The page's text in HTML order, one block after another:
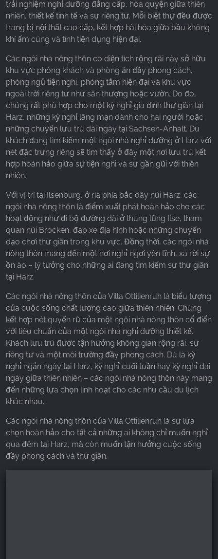
trải nghiệm nghỉ dưỡng đẳng cấp, hòa quyện giữa thiên
nhiên, thiết kế tinh tế và sự riêng tư. Mỗi biệt thự đều được
trang bị nội thất cao cấp, kết hợp hài hòa giữa bầu không
khí ấm cúng và tính tiện dụng hiện đại.
Các ngôi nhà nông thôn có diện tích rộng rãi này sở hữu
khu vực phòng khách và phòng ăn đầy phong cách,
phòng ngủ tiện nghi, phòng tắm hiện đại và khu vực
ngoài trời riêng tư như sân thượng hoặc vườn. Do đó,
chúng rất phù hợp cho một kỳ nghỉ gia đình thư giãn tại
Harz, những kỳ nghỉ lãng mạn dành cho hai người hoặc
những chuyến lưu trú dài ngày tại Sachsen-Anhalt. Du
khách đang tìm kiếm một ngôi nhà nghỉ dưỡng ở Harz với
nét đặc trưng riêng sẽ tìm thấy ở đây một nơi lưu trú kết
hợp hoàn hảo giữa sự tiện nghi và sự gần gũi với thiên
nhiên.
Với vị trí tại Ilsenburg, ở rìa phía bắc dãy núi Harz, các
ngôi nhà nông thôn là điểm xuất phát hoàn hảo cho các
hoạt động như đi bộ đường dài ở thung lũng Ilse, tham
quan núi Brocken, đạp xe địa hình hoặc những chuyến
dạo chơi thư giãn trong khu vực. Đồng thời, các ngôi nhà
nông thôn mang đến một nơi nghỉ ngơi yên tĩnh, xa rời sự
ồn ào – lý tưởng cho những ai đang tìm kiếm sự thư giãn
tại Harz.
Các ngôi nhà nông thôn của Villa Ottilienruh là biểu tượng
của cuộc sống chất lượng cao giữa thiên nhiên. Chúng
kết hợp nét quyến rũ của một ngôi nhà nông thôn cổ điển
với tiêu chuẩn của một ngôi nhà nghỉ dưỡng thiết kế.
Khách lưu trú được tận hưởng không gian rộng rãi, sự
riêng tư và một môi trường đầy phong cách. Dù là kỳ
nghỉ ngắn ngày tại Harz, kỳ nghỉ cuối tuần hay kỳ nghỉ dài
ngày giữa thiên nhiên – các ngôi nhà nông thôn này mang
đến những lựa chọn linh hoạt cho các nhu cầu du lịch
khác nhau.
Các ngôi nhà nông thôn của Villa Ottilienruh là sự lựa
chọn hoàn hảo cho tất cả những ai không chỉ muốn nghỉ
qua đêm tại Harz, mà còn muốn tận hưởng cuộc sống
đầy phong cách và thư giãn.